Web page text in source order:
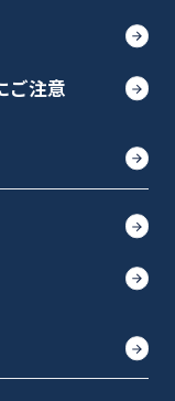
ご注意